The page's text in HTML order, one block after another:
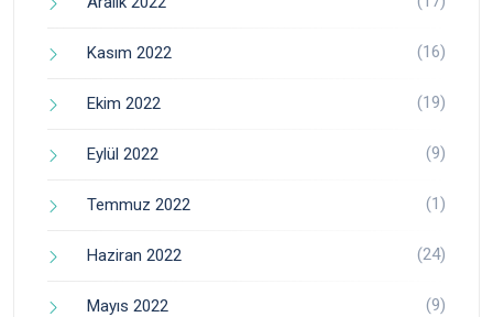
Kasım 2022 (16)
Ekim 2022 (19)
Eylül 2022 (9)
Temmuz 2022 (1)
Haziran 2022 (24)
Mayıs 2022 (9)